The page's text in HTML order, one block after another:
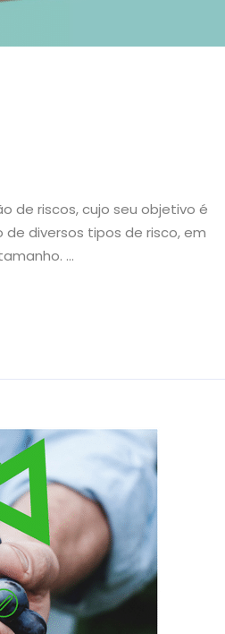
de riscos, cujo seu objetivo é
diversos tipos de risco, em
…